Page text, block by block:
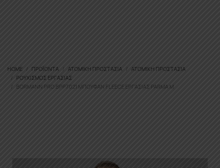
HOME ΠΡΟΪΌΝΤΑ ΑΤΟΜΙΚΉ ΠΡΟΣΤΑΣΊΑ
ΑΤΟΜΙΚΉ ΠΡΟΣΤΑΣΊΑ
ΡΟΥΧΙΣΜΌΣ ΕΡΓΑΣΊΑΣ
BORMANN PRO BPP7021 ΜΠΟΥΦΆΝ FLEECE ΕΡΓΑΣΊΑΣ PARMA M